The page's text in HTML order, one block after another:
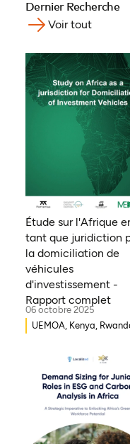
Dernier Recherche
Voir tout
Étude sur l'Afrique
tant que juridiction
la domiciliation de
véhicules
d'investissement -
Rapport complet
06 octobre 2025
UEMOA, Kenya,
Bissau, Djibouti,
Mozambique, Égypte,
Bénin, Ghana, Sénégal,
Zambie, Ouganda, Côte
d'Ivoire, Sierra Leone,
Erythrée, Gambie,